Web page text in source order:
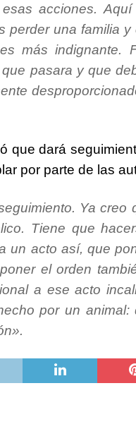
acciones.
perder una familia
más indignante.
pasara y que
que dará
por parte de las
Ya creo
Tiene que
un acto así, que
el orden
a ese acto
por un